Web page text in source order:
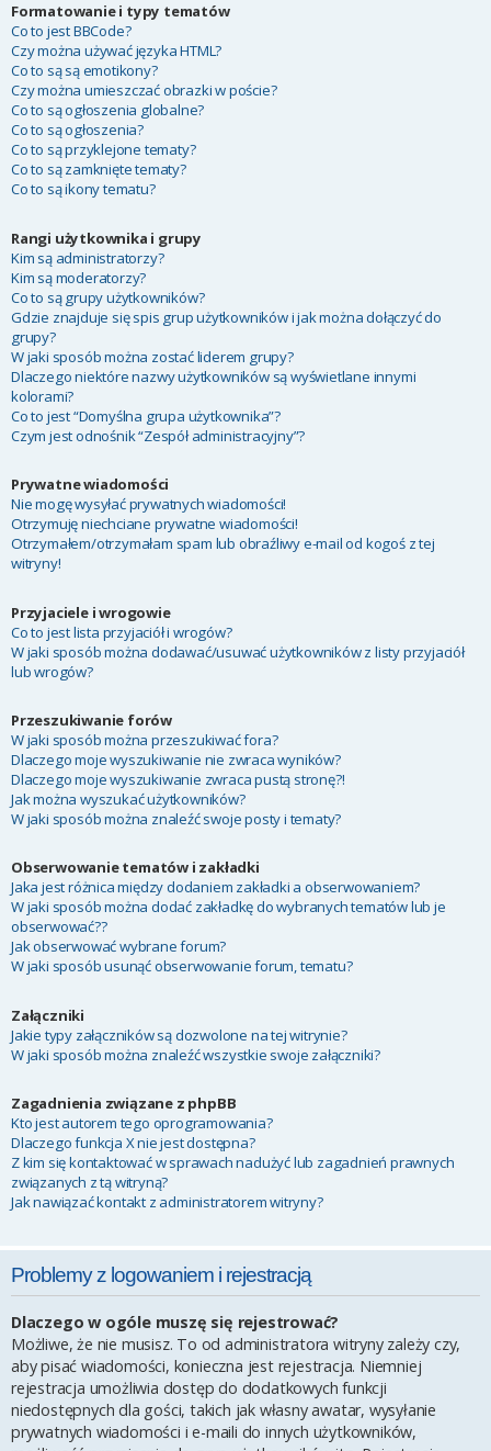
Formatowanie i typy tematów
Co to jest BBCode?
Czy można używać języka HTML?
Co to są są emotikony?
Czy można umieszczać obrazki w poście?
Co to są ogłoszenia globalne?
Co to są ogłoszenia?
Co to są przyklejone tematy?
Co to są zamknięte tematy?
Co to są ikony tematu?
Rangi użytkownika i grupy
Kim są administratorzy?
Kim są moderatorzy?
Co to są grupy użytkowników?
Gdzie znajduje się spis grup użytkowników i jak można dołączyć do
grupy?
W jaki sposób można zostać liderem grupy?
Dlaczego niektóre nazwy użytkowników są wyświetlane innymi
kolorami?
Co to jest “Domyślna grupa użytkownika”?
Czym jest odnośnik “Zespół administracyjny”?
Prywatne wiadomości
Nie mogę wysyłać prywatnych wiadomości!
Otrzymuję niechciane prywatne wiadomości!
Otrzymałem/otrzymałam spam lub obraźliwy e-mail od kogoś z tej
witryny!
Przyjaciele i wrogowie
Co to jest lista przyjaciół i wrogów?
W jaki sposób można dodawać/usuwać użytkowników z listy przyjaciół
lub wrogów?
Przeszukiwanie forów
W jaki sposób można przeszukiwać fora?
Dlaczego moje wyszukiwanie nie zwraca wyników?
Dlaczego moje wyszukiwanie zwraca pustą stronę?!
Jak można wyszukać użytkowników?
W jaki sposób można znaleźć swoje posty i tematy?
Obserwowanie tematów i zakładki
Jaka jest różnica między dodaniem zakładki a obserwowaniem?
W jaki sposób można dodać zakładkę do wybranych tematów lub je
obserwować??
Jak obserwować wybrane forum?
W jaki sposób usunąć obserwowanie forum, tematu?
Załączniki
Jakie typy załączników są dozwolone na tej witrynie?
W jaki sposób można znaleźć wszystkie swoje załączniki?
Zagadnienia związane z phpBB
Kto jest autorem tego oprogramowania?
Dlaczego funkcja X nie jest dostępna?
Z kim się kontaktować w sprawach nadużyć lub zagadnień prawnych
związanych z tą witryną?
Jak nawiązać kontakt z administratorem witryny?
Problemy z logowaniem i rejestracją
Dlaczego w ogóle muszę się rejestrować?
Możliwe, że nie musisz. To od administratora witryny zależy czy,
aby pisać wiadomości, konieczna jest rejestracja. Niemniej
rejestracja umożliwia dostęp do dodatkowych funkcji
niedostępnych dla gości, takich jak własny awatar, wysyłanie
prywatnych wiadomości i e-maili do innych użytkowników,